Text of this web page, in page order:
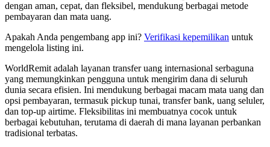
dengan aman, cepat, dan fleksibel, mendukung berbagai metode
pembayaran dan mata uang.
Apakah Anda pengembang app ini? Verifikasi kepemilikan untuk
mengelola listing ini.
WorldRemit adalah layanan transfer uang internasional serbaguna
yang memungkinkan pengguna untuk mengirim dana di seluruh
dunia secara efisien. Ini mendukung berbagai macam mata uang dan
opsi pembayaran, termasuk pickup tunai, transfer bank, uang seluler,
dan top-up airtime. Fleksibilitas ini membuatnya cocok untuk
berbagai kebutuhan, terutama di daerah di mana layanan perbankan
tradisional terbatas.